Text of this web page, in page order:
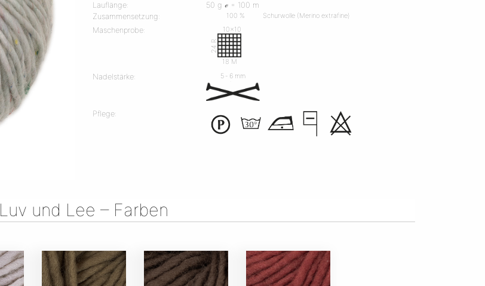
Lauflänge:
50 g ℯ = 100 m
Zusammensetzung:
100 % Schurwolle (Merino extrafine)
Maschenprobe: 10x10
24 R
18 M
Nadelstärke: 5 ‐ 6 mm
Pflege:
Luv und Lee – Farben